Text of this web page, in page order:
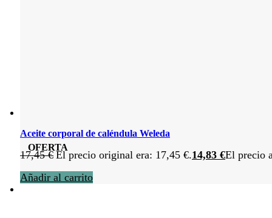
OFERTA
Aceite corporal de caléndula Weleda
17,45€ El precio original era: 17,45 €.14,83 €El precio
Añadir al carrito